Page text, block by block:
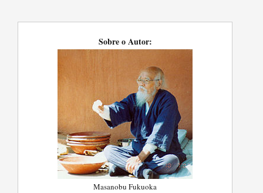
Sobre o Autor:
Masanobu Fukuoka